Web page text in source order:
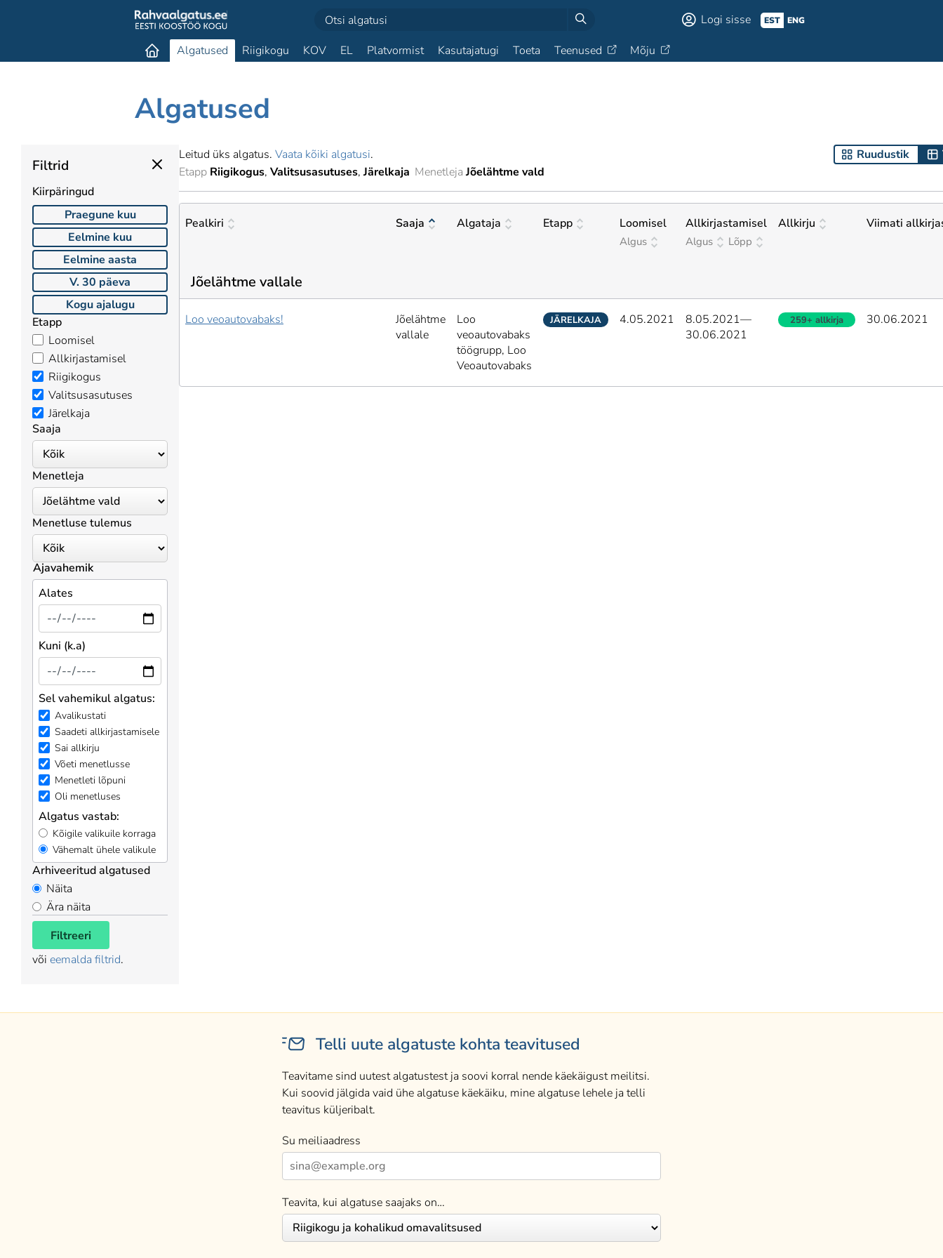
Logi sisse EST ENG
Algatused Riigikogu KOV EL Platvormist Kasutajatugi Toeta Teenused Mõju
Algatused
Filtrid
Kiirpäringud
Praegune kuu
Eelmine kuu
Eelmine aasta
V. 30 päeva
Kogu ajalugu
Etapp
Loomisel
Allkirjastamisel
Riigikogus
Valitsusasutuses
Järelkaja
Saaja
Menetleja
Menetluse tulemus
Ajavahemik
Alates
Kuni (k.a)
Sel vahemikul algatus:
Avalikustati
Saadeti allkirjastamisele
Sai allkirju
Võeti menetlusse
Menetleti lõpuni
Oli menetluses
Algatus vastab:
Kõigile valikuile korraga
Vähemalt ühele valikule
Arhiveeritud algatused
Näita
Ära näita
Filtreeri
või eemalda filtrid.
Leitud üks algatus. Vaata kõiki algatusi. Ruudustik
Etapp Riigikogus Valitsusasutuses Järelkaja Menetleja Jõelähtme vald
Pealkiri Saaja Algataja Etapp Loomisel
Algus
Allkirjastamisel
Algus Lõpp
Allkirju Viimati
Jõelähtme vallale
Loo veoautovabaks!
Jõelähtme
vallale
Loo
veoautovabaks
töögrupp, Loo
Veoautovabaks
JÄRELKAJA 4.05.2021 8.05.2021—
30.06.2021
259+ allkirja 30.06.2021
Telli uute algatuste kohta teavitused
Teavitame sind uutest algatustest ja soovi korral nende käekäigust meilitsi.
Kui soovid jälgida vaid ühe algatuse käekäiku, mine algatuse lehele ja telli
teavitus küljeribalt.
Su meiliaadress
Teavita, kui algatuse saajaks on…